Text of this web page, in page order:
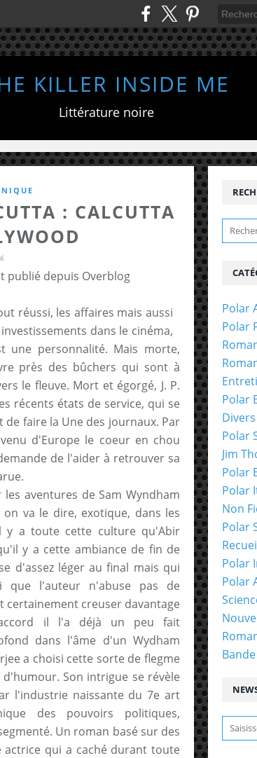
KILLER INSIDE ME
Littérature noire
: CALCUTTA
publié depuis Overblog
réussi, les affaires mais aussi
dans le cinéma,
une personnalité. Mais morte,
près des bûchers qui sont à
le fleuve. Mort et égorgé, J. P.
récents états de service, qui se
faire la Une des journaux. Par
d'Europe le coeur en chou
de l'aider à retrouver sa
aventures de Sam Wyndham
va le dire, exotique, dans les
y a toute cette culture qu'Abir
y a cette ambiance de fin de
d'assez léger au final mais qui
que l'auteur n'abuse pas de
creuser davantage
il l'a déjà un peu fait
dans l'âme d'un Wydham
a choisi cette sorte de flegme
Son intrigue se révèle
l'industrie naissante du 7e art
des pouvoirs politiques,
Un roman basé sur des
qui a caché durant toute
Polar
Polar
Polar
Divers
Polar
Jim
Polar
Polar
Non
Polar
Polar
Polar